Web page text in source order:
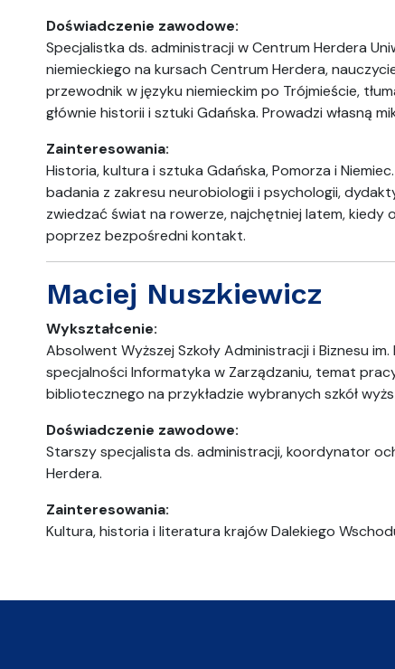
Doświadczenie zawodowe:
Specjalistka ds. administracji w Centrum Herdera
niemieckiego na kursach Centrum Herdera,
przewodnik w języku niemieckim po Trójmieście,
głównie historii i sztuki Gdańska. Prowadzi własną
Zainteresowania:
Historia, kultura i sztuka Gdańska, Pomorza i
badania z zakresu neurobiologii i psychologii,
zwiedzać świat na rowerze, najchętniej latem, kiedy
poprzez bezpośredni kontakt.
Maciej Nuszkiewicz
Wykształcenie:
Absolwent Wyższej Szkoły Administracji i Biznesu
specjalności Informatyka w Zarządzaniu, temat
bibliotecznego na przykładzie wybranych szkół
Doświadczenie zawodowe:
Starszy specjalista ds. administracji, koordynator
Herdera.
Zainteresowania:
Kultura, historia i literatura krajów Dalekiego